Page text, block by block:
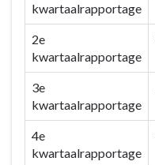
kwartaalrapportage
2e
kwartaalrapportage
3e
kwartaalrapportage
4e
kwartaalrapportage